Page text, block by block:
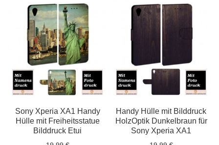
Sony Xperia XA1 Handy
Hülle mit Freiheitsstatue
Bilddruck Etui
Handy Hülle mit Bilddruck
HolzOptik Dunkelbraun für
Sony Xperia XA1